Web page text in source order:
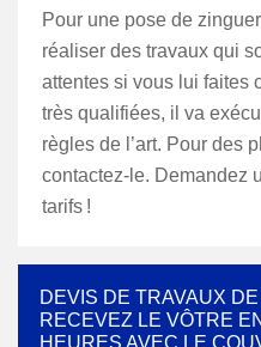
Pour une pose de
réaliser des travaux qui
attentes si vous lui faites
très qualifiées, il va
règles de l’art. Pour des
contactez-le. Demandez
tarifs !
DEVIS DE TRAVAUX
RECEVEZ LE VÔTRE
HEURES AVEC LE